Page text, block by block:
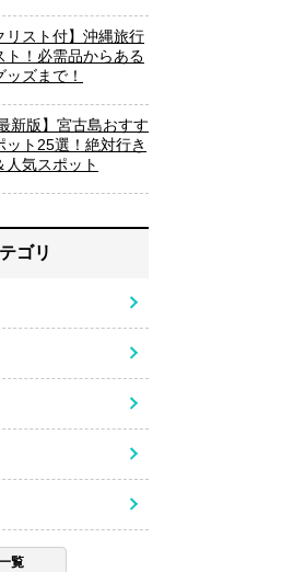
リスト付】沖縄旅行
ト！必需品からある
ッズまで！
新版】宮古島おすす
ット25選！絶対行き
人気スポット
ゴリ
覧